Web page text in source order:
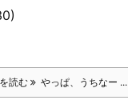
読む やっぱ、うちなー ...